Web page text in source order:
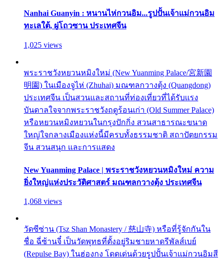
Nanhai Guanyin : หนานไห่กวนอิม...รูปปั้นเจ้าแม่กวนอิม
ทะเลใต้, ผู่โถวซาน ประเทศจีน
1,025 views
พระราชวังหยวนหมิงใหม่ (New Yuanming Palace/宮新園
明園) ในเมืองจูไห่ (Zhuhai) มณฑลกวางตุ้ง (Quangdong)
ประเทศจีน เป็นสวนและสถานที่ท่องเที่ยวที่ได้รับแรง
บันดาลใจจากพระราชวังฤดูร้อนเก่า (Old Summer Palace)
หรือหยวนหมิงหยวนในกรุงปักกิ่ง สวนสาธารณะขนาด
ใหญ่ใจกลางเมืองแห่งนี้มีครบทั้งธรรมชาติ สถาปัตยกรรม
จีน สวนสนุก และการแสดง
New Yuanming Palace | พระราชวังหยวนหมิงใหม่ ความ
ยิ่งใหญ่แห่งประวัติศาสตร์ มณฑลกวางตุ้ง ประเทศจีน
1,068 views
วัดซีซ่าน (Tsz Shan Monastery / 慈山寺) หรือที่รู้จักกันใน
ชื่อ ฉี่ซ้านจี๋ เป็นวัดพุทธที่ตั้งอยู่ริมชายหาดรีพัลส์เบย์
(Repulse Bay) ในฮ่องกง โดดเด่นด้วยรูปปั้นเจ้าแม่กวนอิมสี